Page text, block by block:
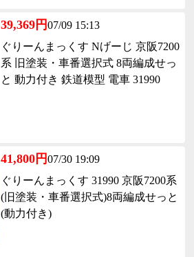
39,369円07/09 15:13
ぐりーんまっくす Nげーじ 京阪7200
系 旧塗装・車番選択式 8両編成せっ
と 動力付き 鉄道模型 電車 31990
41,800円07/30 19:09
ぐりーんまっくす 31990 京阪7200系
(旧塗装・車番選択式)8両編成せっと
(動力付き)